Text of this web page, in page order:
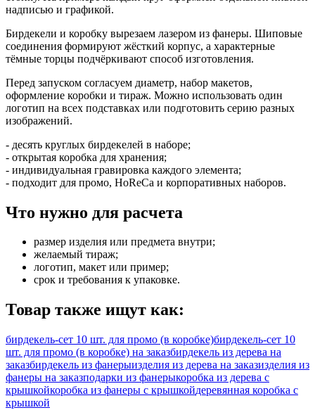
надписью и графикой.
Бирдекели и коробку вырезаем лазером из фанеры. Шиповые
соединения формируют жёсткий корпус, а характерные
тёмные торцы подчёркивают способ изготовления.
Перед запуском согласуем диаметр, набор макетов,
оформление коробки и тираж. Можно использовать один
логотип на всех подставках или подготовить серию разных
изображений.
- десять круглых бирдекелей в наборе;
- открытая коробка для хранения;
- индивидуальная гравировка каждого элемента;
- подходит для промо, HoReCa и корпоративных наборов.
Что нужно для расчета
размер изделия или предмета внутри;
желаемый тираж;
логотип, макет или пример;
срок и требования к упаковке.
Товар также ищут как:
бирдекель-сет 10 шт. для промо (в коробке)бирдекель-сет 10
шт. для промо (в коробке) на заказбирдекель из дерева на
заказбирдекель из фанерыизделия из дерева на заказизделия из
фанеры на заказподарки из фанерыкоробка из дерева с
крышкойкоробка из фанеры с крышкойдеревянная коробка с
крышкой